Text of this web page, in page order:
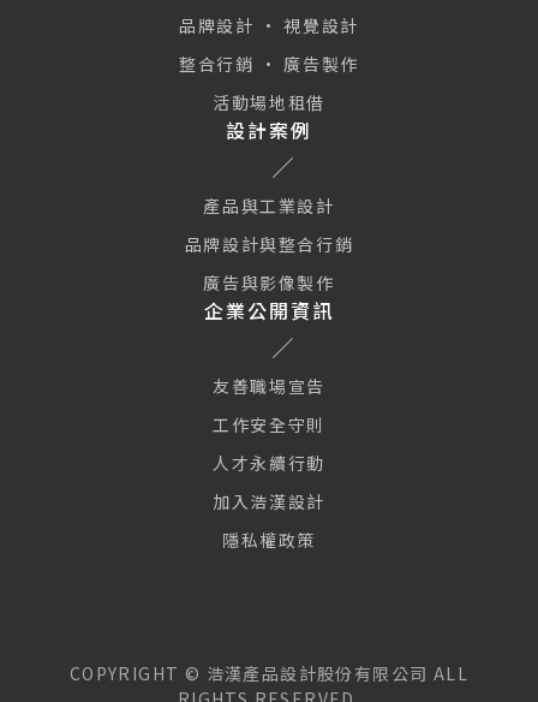
品牌設計 · 視覺設計
整合行銷 · 廣告製作
活動場地租借
設計案例
產品與工業設計
品牌設計與整合行銷
廣告與影像製作
企業公開資訊
友善職場宣告
工作安全守則
人才永續行動
加入浩漢設計
隱私權政策
COPYRIGHT © 浩漢產品設計股份有限公司 ALL